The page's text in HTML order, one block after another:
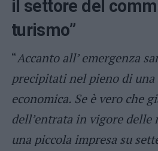
il settore del
turismo”
“Accanto all’ emergenza
precipitati nel pieno di una
economica. Se è vero che
dell’entrata in vigore
una piccola impresa su